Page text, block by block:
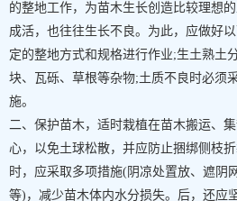
的整地工作，为苗木生长创造比较理想
成活，也往往生长不良。为此，应做好
定的整地方式和规格进行作业;生土熟土
块、瓦砾、草根等杂物;土质不良时必须
施。
二、保护苗木，适时栽植在苗木搬运、
心，以免土球松散，并应防止捆绑侧枝
时，应采取多项措施(阴凉处置放、遮阴
等)，减少苗木体内水分损失。后，还应